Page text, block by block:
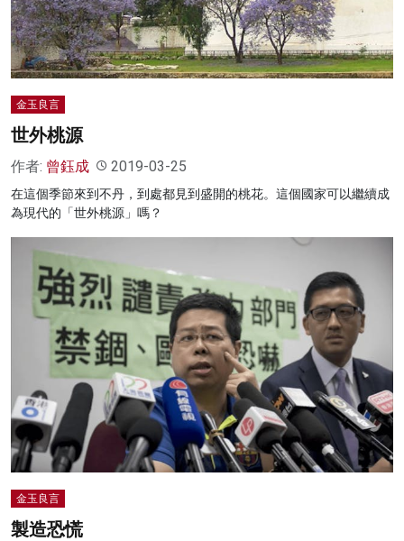
金玉良言
世外桃源
作者: 曾鈺成 2019-03-25
在這個季節來到不丹，到處都見到盛開的桃花。這個國家可以繼續成
為現代的「世外桃源」嗎？
金玉良言
製造恐慌